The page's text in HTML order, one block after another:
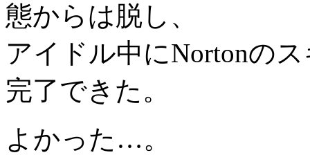
態からは脱し、
アイドル中にNortonの
完了できた。
よかった…。